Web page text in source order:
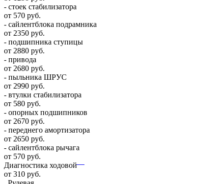
- стоек стабилизатора
от 570 руб.
- сайлентблока подрамника
от 2350 руб.
- подшипника ступицы
от 2880 руб.
- привода
от 2680 руб.
- пыльника ШРУС
от 2990 руб.
- втулки стабилизатора
от 580 руб.
- опорных подшипников
от 2670 руб.
- переднего амортизатора
от 2650 руб.
- сайлентблока рычага
от 570 руб.
Диагностика ходовой
от 310 руб.